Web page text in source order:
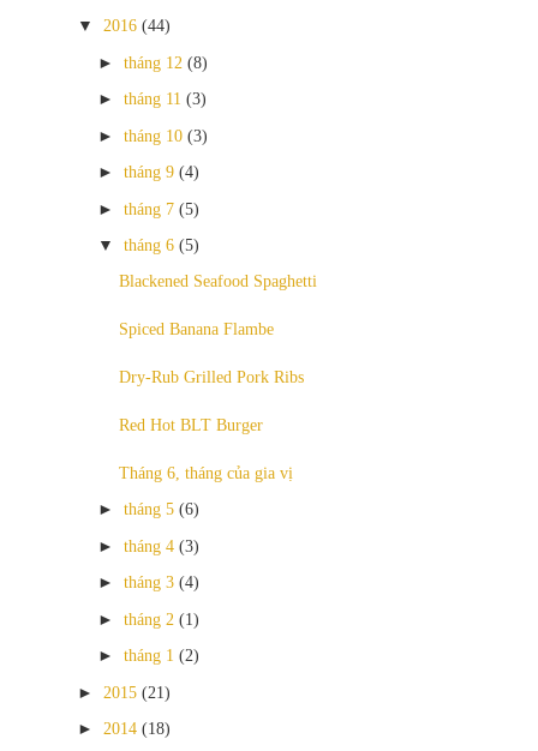
▼ 2016 (44)
► tháng 12 (8)
► tháng 11 (3)
► tháng 10 (3)
► tháng 9 (4)
► tháng 7 (5)
▼ tháng 6 (5)
Blackened Seafood Spaghetti
Spiced Banana Flambe
Dry-Rub Grilled Pork Ribs
Red Hot BLT Burger
Tháng 6, tháng của gia vị
► tháng 5 (6)
► tháng 4 (3)
► tháng 3 (4)
► tháng 2 (1)
► tháng 1 (2)
► 2015 (21)
► 2014 (18)